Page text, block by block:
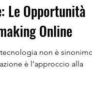
Le Opportunità
Online
non è
è l’approccio alla